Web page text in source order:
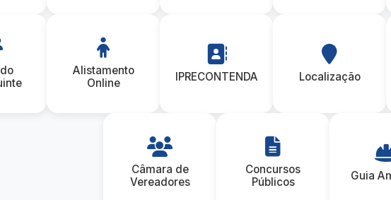
Alistamento
Online
IPRECONTENDA Localização
Câmara de
Vereadores
Concursos
Públicos
Guia